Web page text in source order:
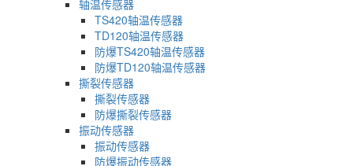
轴温传感器
TS420轴温传感器
TD120轴温传感器
防爆TS420轴温传感器
防爆TD120轴温传感器
撕裂传感器
撕裂传感器
防爆撕裂传感器
振动传感器
振动传感器
防爆振动传感器